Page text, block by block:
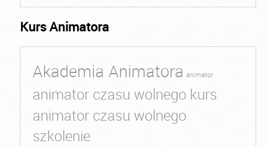
Kurs Animatora
Akademia Animatora animator
animator czasu wolnego kurs
animator czasu wolnego
szkolenie